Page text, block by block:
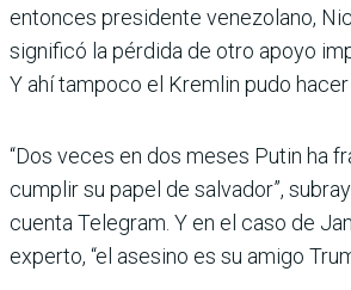
entonces presidente venezolano,
significó la pérdida de otro apoyo
Y ahí tampoco el Kremlin pudo hacer
“Dos veces en dos meses Putin ha
cumplir su papel de salvador”,
cuenta Telegram. Y en el caso de
experto, “el asesino es su amigo